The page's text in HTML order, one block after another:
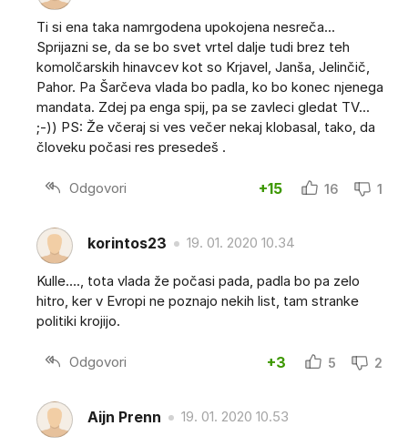
Ti si ena taka namrgodena upokojena nesreča...
Sprijazni se, da se bo svet vrtel dalje tudi brez teh
komolčarskih hinavcev kot so Krjavel, Janša, Jelinčič,
Pahor. Pa Šarčeva vlada bo padla, ko bo konec njenega
mandata. Zdej pa enga spij, pa se zavleci gledat TV...
;-)) PS: Že včeraj si ves večer nekaj klobasal, tako, da
človeku počasi res presedeš .
Odgovori +15 16 1
korintos23 19. 01. 2020 10.34
Kulle…., tota vlada že počasi pada, padla bo pa zelo
hitro, ker v Evropi ne poznajo nekih list, tam stranke
politiki krojijo.
Odgovori +3 5 2
Aijn Prenn 19. 01. 2020 10.53